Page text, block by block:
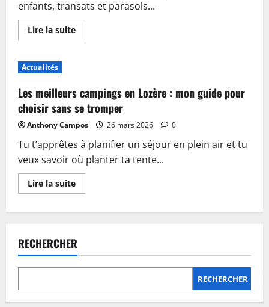
enfants, transats et parasols...
Lire la suiteEn
savoir
accueil
:
plongez
dans
les
nouveautés
du
camping
de
Sablé-
sur-
Sarthe
Actualités
Les meilleurs campings en Lozère : mon guide pour
choisir sans se tromper
Anthony Campos 26 mars 2026 0
Tu t’apprêtes à planifier un séjour en plein air et tu
veux savoir où planter ta tente...
Lire la suiteEn
savoir
en
Lozère
:
mon
choisir
sans
RECHERCHER
RECHERCHER